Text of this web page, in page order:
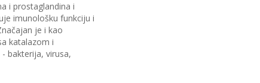
i prostaglandina i
imunološku funkciju i
je i kao
katalazom i
bakterija, virusa,